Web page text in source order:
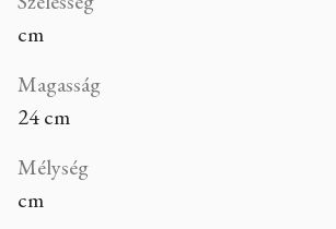
cm
Magasság
24 cm
Mélység
cm